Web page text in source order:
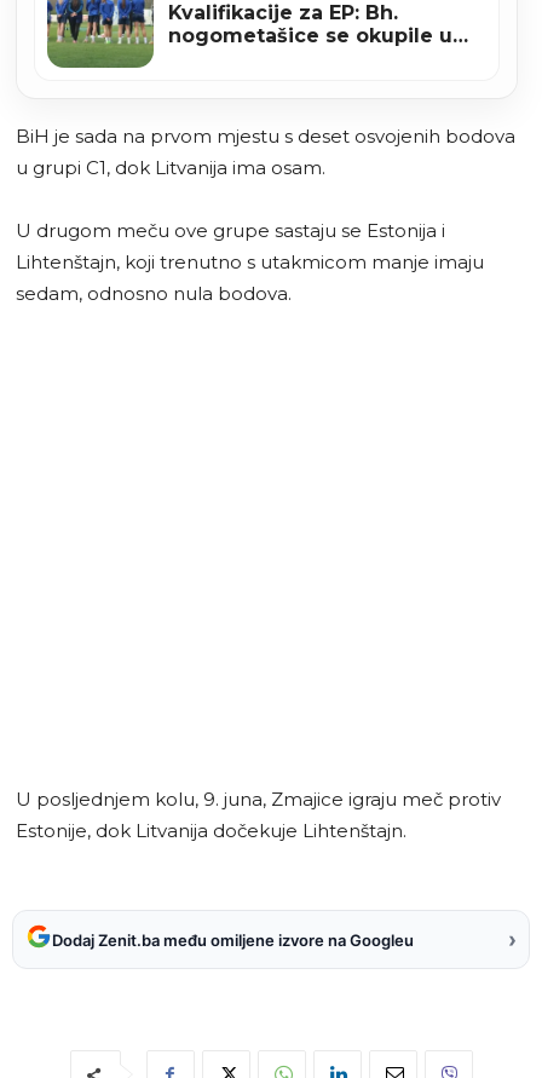
Kvalifikacije za EP: Bh.
nogometašice se okupile u
BiH je sada na prvom mjestu s deset osvojenih bodova
u grupi C1, dok Litvanija ima osam.
U drugom meču ove grupe sastaju se Estonija i
Lihtenštajn, koji trenutno s utakmicom manje imaju
sedam, odnosno nula bodova.
U posljednjem kolu, 9. juna, Zmajice igraju meč protiv
Estonije, dok Litvanija dočekuje Lihtenštajn.
Dodaj Zenit.ba među omiljene izvore na Googleu ›